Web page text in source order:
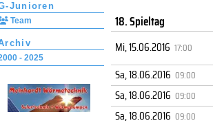
Junioren
Team
- 2025
18. Spieltag
Mi, 15.06.2016 17:00
Sa, 18.06.2016 09:00
Sa, 18.06.2016 09:00
Sa, 18.06.2016 09:00